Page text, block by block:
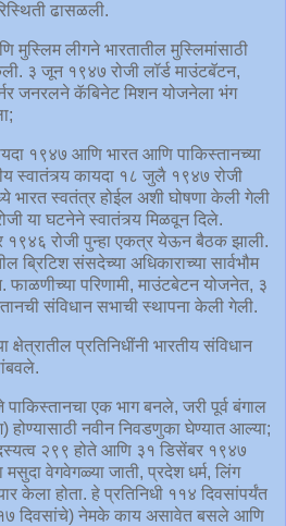
ढासळली.
लीगने भारतातील मुस्लिमांसाठी
३ जून १९४७ रोजी लॉर्ड माउंटबॅटन,
जनरलने कॅबिनेट मिशन योजनेला भंग
१९४७ आणि भारत आणि पाकिस्तानच्या
स्वातंत्र्य कायदा १८ जुलै १९४७ रोजी
स्वतंत्र होईल अशी घोषणा केली गेली
या घटनेने स्वातंत्र्य मिळवून दिले.
१९४६ रोजी पुन्हा एकत्र येऊन बैठक झाली.
ब्रिटिश संसदेच्या अधिकाराच्या सार्वभौम
फाळणीच्या परिणामी, माउंटबेटन योजनेत, ३
संविधान सभाची स्थापना केली गेली.
क्षेत्रातील प्रतिनिधींनी भारतीय संविधान
एक भाग बनले, जरी पूर्व बंगाल
होण्यासाठी नवीन निवडणुका घेण्यात आल्या;
२९९ होते आणि ३१ डिसेंबर १९४७
वेगवेगळ्या जाती, प्रदेश धर्म, लिंग
केला होता. हे प्रतिनिधी ११४ दिवसांपर्यंत
१७ दिवसांचे) नेमके काय असावेत बसले आणि